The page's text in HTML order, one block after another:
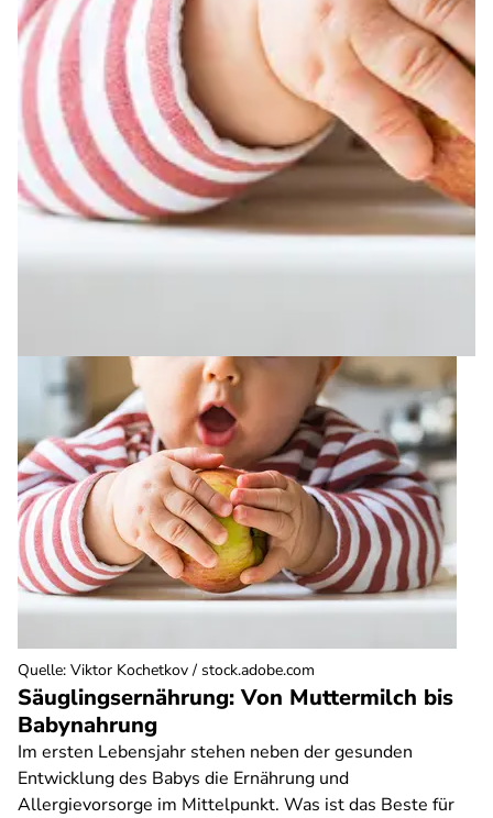
Säuglingsernährung: Von Muttermilch bis
Babynahrung
Im ersten Lebensjahr stehen neben der gesunden
Entwicklung des Babys die Ernährung und
Allergievorsorge im Mittelpunkt. Was ist das Beste für
Quelle: Viktor Kochetkov / stock.adobe.com